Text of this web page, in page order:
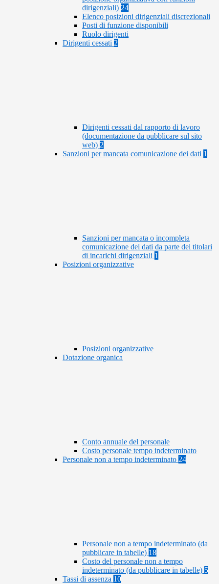
dirigenziali) 24
Elenco posizioni dirigenziali discrezionali
Posti di funzione disponibili
Ruolo dirigenti
Dirigenti cessati 2
Dirigenti cessati dal rapporto di lavoro
(documentazione da pubblicare sul sito
web) 2
Sanzioni per mancata comunicazione dei dati 1
Sanzioni per mancata o incompleta
comunicazione dei dati da parte dei titolari
di incarichi dirigenziali 1
Posizioni organizzative
Posizioni organizzative
Dotazione organica
Conto annuale del personale
Costo personale tempo indeterminato
Personale non a tempo indeterminato 24
Personale non a tempo indeterminato (da
pubblicare in tabelle) 18
Costo del personale non a tempo
indeterminato (da pubblicare in tabelle) 5
Tassi di assenza 10